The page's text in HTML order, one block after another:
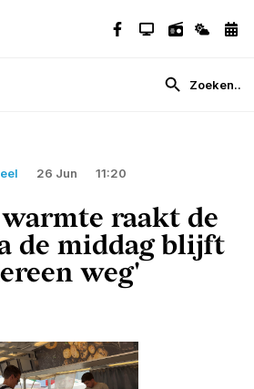
26 Jun 11:20
raakt de
de middag blijft
weg'